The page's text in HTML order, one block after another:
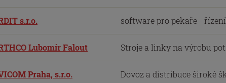
s.r.o. software pro pekaře -
Lubomír Falout Stroje a linky na výrobu
Praha, s.r.o. Dovoz a distribuce široké